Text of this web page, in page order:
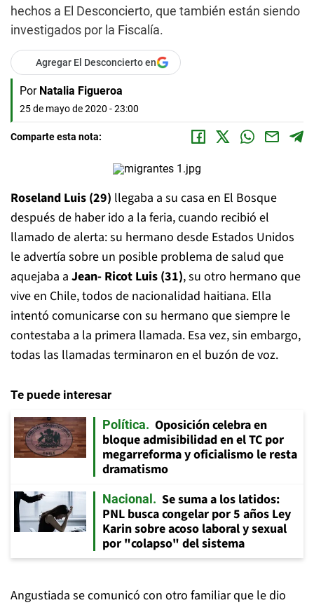
hechos a El Desconcierto, que también están siendo
investigados por la Fiscalía.
Agregar El Desconcierto en
Por Natalia Figueroa
25 de mayo de 2020 - 23:00
Comparte esta nota:
Roseland Luis (29) llegaba a su casa en El Bosque
después de haber ido a la feria, cuando recibió el
llamado de alerta: su hermano desde Estados Unidos
le advertía sobre un posible problema de salud que
aquejaba a Jean- Ricot Luis (31), su otro hermano que
vive en Chile, todos de nacionalidad haitiana. Ella
intentó comunicarse con su hermano que siempre le
contestaba a la primera llamada. Esa vez, sin embargo,
todas las llamadas terminaron en el buzón de voz.
Te puede interesar
Política
Oposición celebra en
bloque admisibilidad en el TC por
megarreforma y oficialismo le resta
dramatismo
Nacional
Se suma a los latidos:
PNL busca congelar por 5 años Ley
Karin sobre acoso laboral y sexual
por "colapso" del sistema
Angustiada se comunicó con otro familiar que le dio